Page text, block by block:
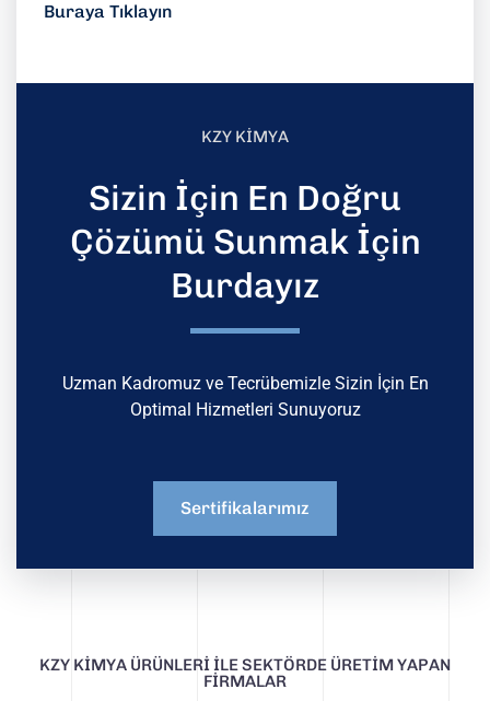
Buraya Tıklayın
KZY KİMYA
Sizin İçin En Doğru
Çözümü Sunmak İçin
Burdayız
Uzman Kadromuz ve Tecrübemizle Sizin İçin En
Optimal Hizmetleri Sunuyoruz
Sertifikalarımız
KZY KIMYA ÜRÜNLERI İLE SEKTÖRDE ÜRETIM YAPAN
FIRMALAR